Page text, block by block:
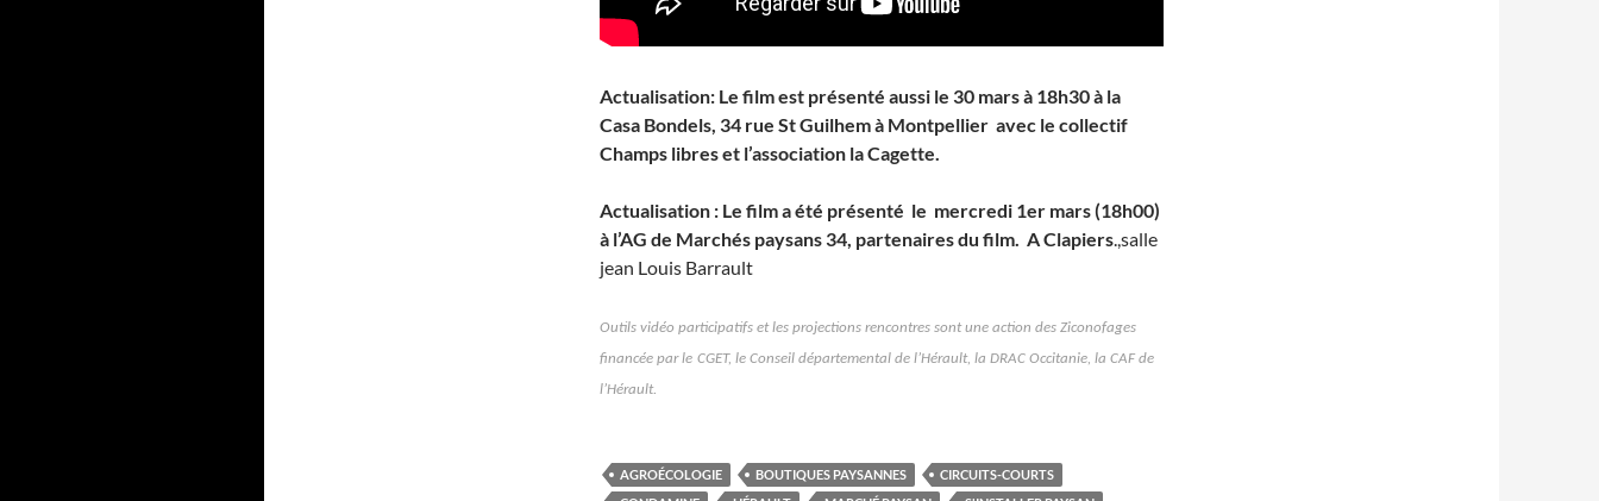
Actualisation: Le film est présenté aussi le 30 mars à 18h30 à la
Casa Bondels, 34 rue St Guilhem à Montpellier avec le collectif
Champs libres et l’association la Cagette.
Actualisation : Le film a été présenté le mercredi 1er mars (18h00)
à l’AG de Marchés paysans 34, partenaires du film. A Clapiers.,salle
jean Louis Barrault
Outils vidéo participatifs et les projections rencontres sont une action des Ziconofages
financée par le CGET, le Conseil départemental de l’Hérault, la DRAC Occitanie, la CAF de
l’Hérault.
AGROÉCOLOGIE BOUTIQUES PAYSANNES
CIRCUITS-COURTS